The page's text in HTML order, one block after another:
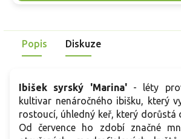
Popis Diskuze
Ibišek syrský 'Marina'- léty
kultivar nenáročného ibišku, který
rostoucí, úhledný keř, který dorůstá
Od července ho zdobí značné